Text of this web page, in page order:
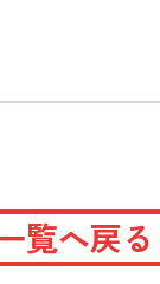
覧へ戻る